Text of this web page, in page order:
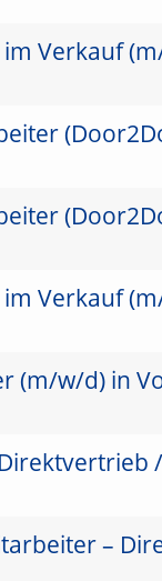
Verkauf
Verkauf
(m/w/d) in
–